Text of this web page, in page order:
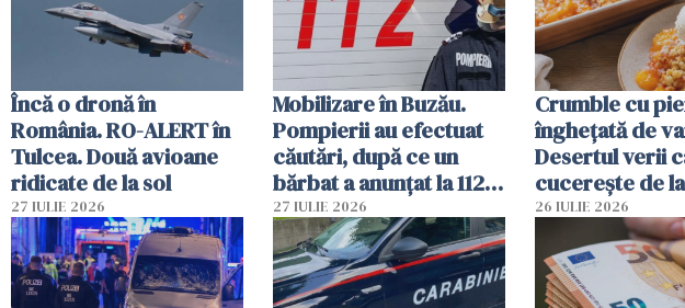
Încă o dronă în
România. RO-ALERT în
Tulcea. Două avioane
ridicate de la sol
27 IULIE 2026
Mobilizare în Buzău.
Pompierii au efectuat
căutări, după ce un
bărbat a anunțat la 112
că a văzut un obiect
luminos
27 IULIE 2026
Crumble cu
înghețată de
Desertul verii
cucerește de
lingură
26 IULIE 2026